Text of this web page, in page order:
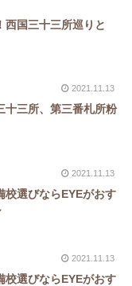
西国三十三所巡りと
2021.11.13
十三所、第三番札所粉
2021.11.13
校選びならEYEがおす
2021.11.13
校選びならEYEがおす